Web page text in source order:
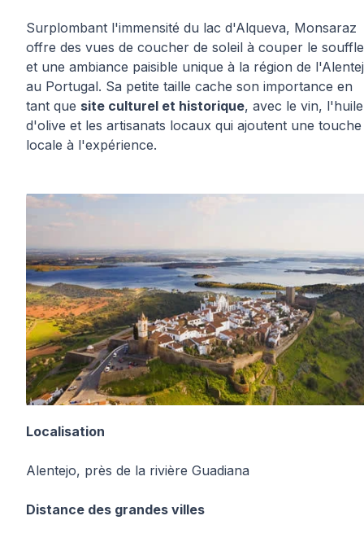
Surplombant l'immensité du lac d'Alqueva, Monsaraz
offre des vues de coucher de soleil à couper le souffle
et une ambiance paisible unique à la région de
au Portugal. Sa petite taille cache son importance en
tant que site culturel et historique, avec le vin, l'huile
d'olive et les artisanats locaux qui ajoutent une touche
locale à l'expérience.
Localisation
Alentejo, près de la rivière Guadiana
Distance des grandes villes